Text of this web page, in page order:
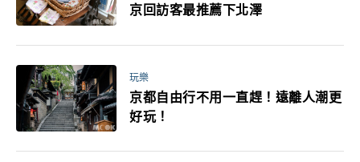
京回訪客最推薦下北澤
玩樂
京都自由行不用一直趕！遠離人潮更
好玩！